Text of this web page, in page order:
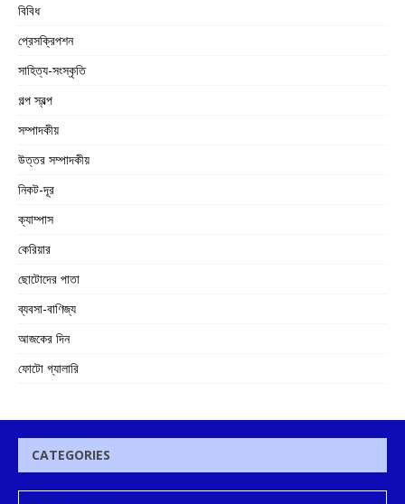
বিবিধ
প্রেসক্রিপশন
সাহিত্য-সংস্কৃতি
গল্প স্বল্প
সম্পাদকীয়
উত্তর সম্পাদকীয়
নিকট-দূর
ক্যাম্পাস
কেরিয়ার
ছোটোদের পাতা
ব্যবসা-বাণিজ্য
আজকের দিন
ফোটো গ্যালারি
CATEGORIES